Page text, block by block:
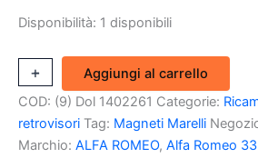
Disponibilità: 1 disponibili
-
Retrovisore
Esterno
dx
Alfa
Romeo
+
Aggiungi al carrello
COD: (9) Dol 1402261 Categorie:
retrovisori Tag: Magneti Marelli
Marchio: ALFA ROMEO, Alfa Romeo